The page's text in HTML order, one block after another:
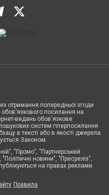
отримання попередньої згоди
обов'язкового посилання на
видань обов'язкове
систем гіперпосилання
в тексті або в якості джерела.
Законом.
"Промо", "Партнерський
новини", "Пресреліз",
на правах реклами.
Правила